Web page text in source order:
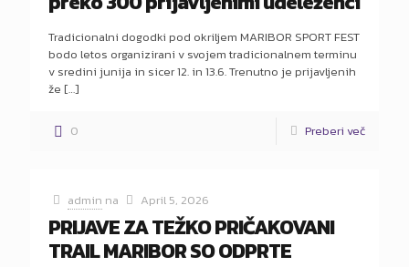
Tradicionalni dogodki pod okriljem MARIBOR SPORT FEST
bodo letos organizirani v svojem tradicionalnem terminu
v sredini junija in sicer 12. in 13.6. Trenutno je prijavljenih
že […]
0 Preberi več
admin na April 5, 2026
PRIJAVE ZA TEŽKO PRIČAKOVANI
TRAIL MARIBOR SO ODPRTE